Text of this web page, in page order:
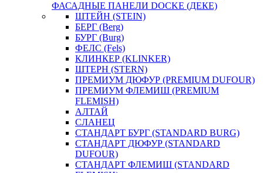
ФАСАДНЫЕ ПАНЕЛИ DOCKE (ДЕКЕ)
ШТЕЙН (STEIN)
БЕРГ (Berg)
БУРГ (Burg)
ФЕЛС (Fels)
КЛИНКЕР (KLINKER)
ШТЕРН (STERN)
ПРЕМИУМ ДЮФУР (PREMIUM DUFOUR)
ПРЕМИУМ ФЛЕМИШ (PREMIUM
FLEMISH)
АЛТАЙ
СЛАНЕЦ
СТАНДАРТ БУРГ (STANDARD BURG)
СТАНДАРТ ДЮФУР (STANDARD
DUFOUR)
СТАНДАРТ ФЛЕМИШ (STANDARD